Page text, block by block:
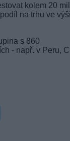
kolem 20
na trhu ve
s 860
- např. v Peru,